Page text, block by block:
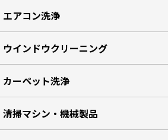
エアコン洗浄
ウインドウクリーニング
カーペット洗浄
清掃マシン・機械製品